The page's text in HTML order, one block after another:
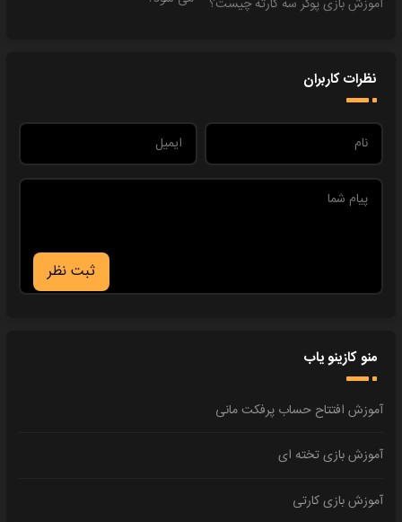
آموزش بازی پوکر سه کارته چیست؟
نظرات کاربران
ثبت نظر
منو کازینو یاب
آموزش افتتاح حساب پرفکت مانی
آموزش بازی تخته ای
آموزش بازی کارتی